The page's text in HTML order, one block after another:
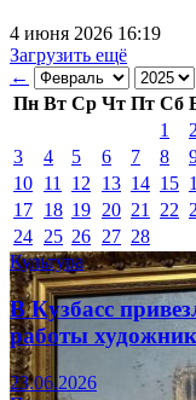
4 июня 2026 16:19
Загрузить ещё
←
Пн Вт Ср Чт Пт Сб
1
2
3
4 5 6 7 8
10 11 12 13 14 15
17 18 19 20 21 22
24 25 26 27 28
Культура
В Кузбасс
работы
23.06.2026